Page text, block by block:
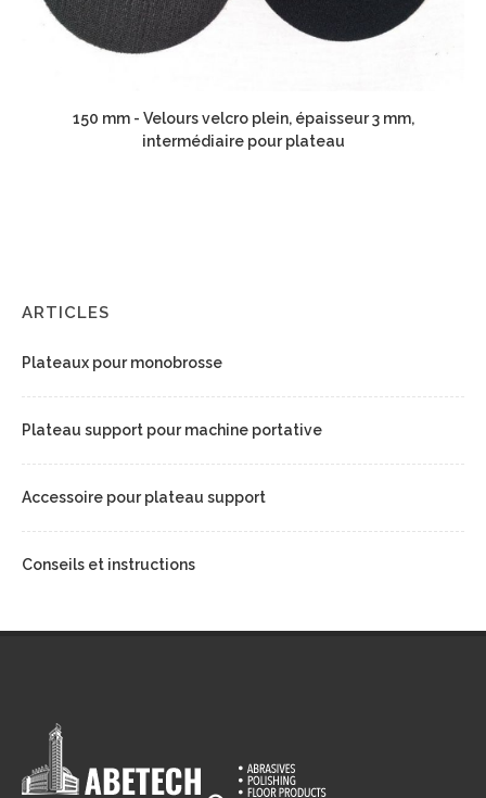
150 mm - Velours velcro plein, épaisseur 3 mm,
intermédiaire pour plateau
ARTICLES
Plateaux pour monobrosse
Plateau support pour machine portative
Accessoire pour plateau support
Conseils et instructions